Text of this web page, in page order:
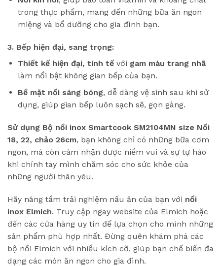
trong thực phẩm, mang đến những bữa ăn ngon
miệng và bổ dưỡng cho gia đình bạn.
3. Bếp hiện đại, sang trọng:
Thiết kế hiện đại, tinh tếvới gam màu trang nhã
làm nổi bật không gian bếp của bạn.
Bề mặt nồi sáng bóng, dễ dàng vệ sinh sau khi sử
dụng, giúp gian bếp luôn sạch sẽ, gọn gàng.
Sử dụng Bộ nồi inox Smartcook SM2104MN size Nồi
18, 22, chảo 26cm, bạn không chỉ có những bữa cơm
ngon, mà còn cảm nhận được niềm vui và sự tự hào
khi chính tay mình chăm sóc cho sức khỏe của
những người thân yêu.
Hãy nâng tầm trải nghiệm nấu ăn của bạn với nồi
inox Elmich. Truy cập ngay website của Elmich hoặc
đến các cửa hàng uy tín để lựa chọn cho mình những
sản phẩm phù hợp nhất. Đừng quên khám phá các
bộ nồi Elmich với nhiều kích cỡ, giúp bạn chế biến đa
dạng các món ăn ngon cho gia đình.